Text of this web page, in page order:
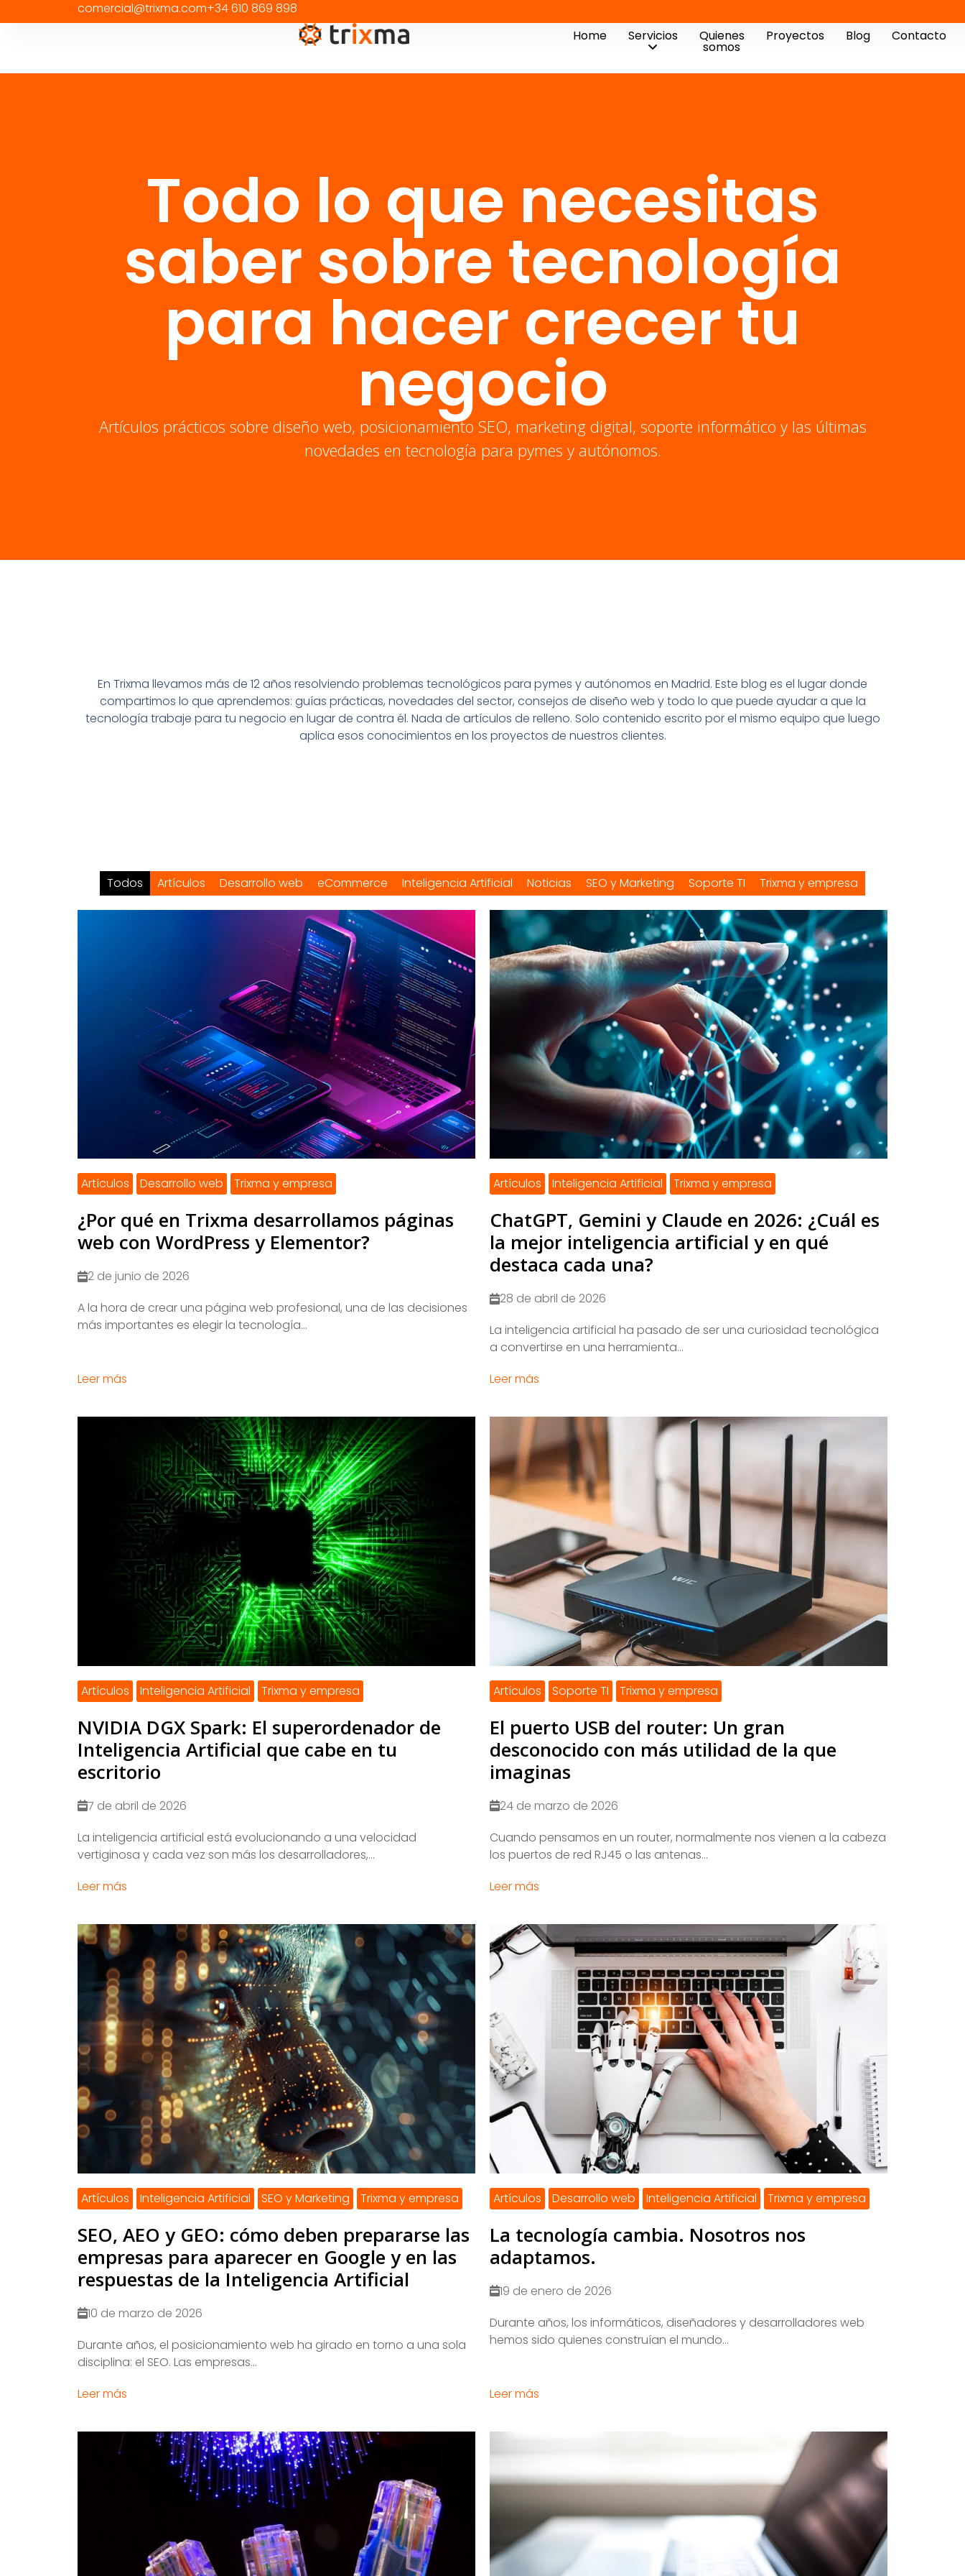
comercial@trixma.com+34 610 869 898
Home
Servicios Quienes
somos
Proyectos Blog Contacto
Todo lo que necesitas
saber sobre tecnología
para hacer crecer tu
negocio
Artículos prácticos sobre diseño web, posicionamiento SEO, marketing digital, soporte informático y las últimas
novedades en tecnología para pymes y autónomos.
En Trixma llevamos más de 12 años resolviendo problemas tecnológicos para pymes y autónomos en Madrid. Este blog es el lugar donde
compartimos lo que aprendemos: guías prácticas, novedades del sector, consejos de diseño web y todo lo que puede ayudar a que la
tecnología trabaje para tu negocio en lugar de contra él. Nada de artículos de relleno. Solo contenido escrito por el mismo equipo que luego
aplica esos conocimientos en los proyectos de nuestros clientes.
Todos Artículos Desarrollo web eCommerce Inteligencia Artificial Noticias SEO y Marketing Soporte TI Trixma y empresa
Artículos Desarrollo web Trixma y empresa
¿Por qué en Trixma desarrollamos páginas
web con WordPress y Elementor?
2 de junio de 2026
A la hora de crear una página web profesional, una de las decisiones
más importantes es elegir la tecnología...
Leer más
Artículos Inteligencia Artificial Trixma y empresa
ChatGPT, Gemini y Claude en 2026: ¿Cuál es
la mejor inteligencia artificial y en qué
destaca cada una?
28 de abril de 2026
La inteligencia artificial ha pasado de ser una curiosidad tecnológica
a convertirse en una herramienta...
Leer más
Artículos Inteligencia Artificial Trixma y empresa
NVIDIA DGX Spark: El superordenador de
Inteligencia Artificial que cabe en tu
escritorio
7 de abril de 2026
La inteligencia artificial está evolucionando a una velocidad
vertiginosa y cada vez son más los desarrolladores,...
Leer más
Artículos Soporte TI Trixma y empresa
El puerto USB del router: Un gran
desconocido con más utilidad de la que
imaginas
24 de marzo de 2026
Cuando pensamos en un router, normalmente nos vienen a la cabeza
los puertos de red RJ45 o las antenas...
Leer más
Artículos Inteligencia Artificial SEO y Marketing Trixma y empresa
SEO, AEO y GEO: cómo deben prepararse las
empresas para aparecer en Google y en las
respuestas de la Inteligencia Artificial
10 de marzo de 2026
​Durante años, el posicionamiento web ha girado en torno a una sola
disciplina: el SEO. Las empresas...
Leer más
Artículos Desarrollo web Inteligencia Artificial Trixma y empresa
La tecnología cambia. Nosotros nos
adaptamos.
19 de enero de 2026
​Durante años, los informáticos, diseñadores y desarrolladores web
hemos sido quienes construían el mundo...
Leer más